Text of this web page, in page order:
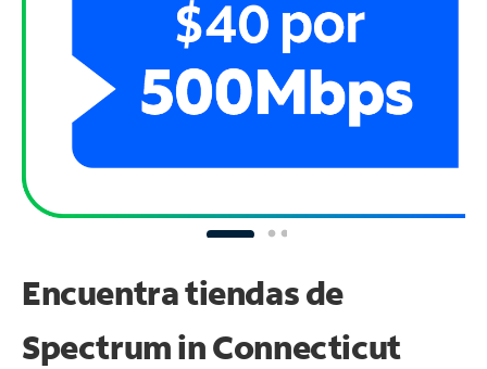
Encuentra tiendas de
Spectrumin Connecticut